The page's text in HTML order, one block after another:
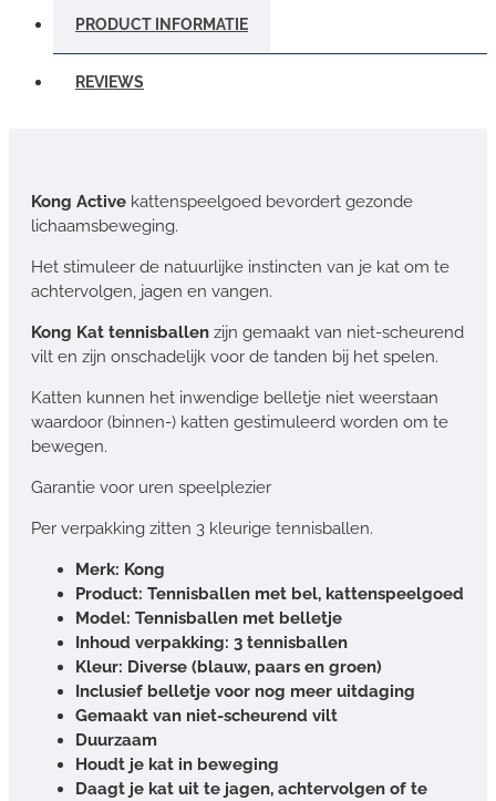
PRODUCT INFORMATIE
REVIEWS
Kong Active kattenspeelgoed bevordert gezonde
lichaamsbeweging.
Het stimuleer de natuurlijke instincten van je kat om te
achtervolgen, jagen en vangen.
Kong Kat tennisballen zijn gemaakt van niet-scheurend
vilt en zijn onschadelijk voor de tanden bij het spelen.
Katten kunnen het inwendige belletje niet weerstaan
waardoor (binnen-) katten gestimuleerd worden om te
bewegen.
Garantie voor uren speelplezier
Per verpakking zitten 3 kleurige tennisballen.
Merk: Kong
Product: Tennisballen met bel, kattenspeelgoed
Model: Tennisballen met belletje
Inhoud verpakking: 3 tennisballen
Kleur: Diverse (blauw, paars en groen)
Inclusief belletje voor nog meer uitdaging
Gemaakt van niet-scheurend vilt
Duurzaam
Houdt je kat in beweging
Daagt je kat uit te jagen, achtervolgen of te